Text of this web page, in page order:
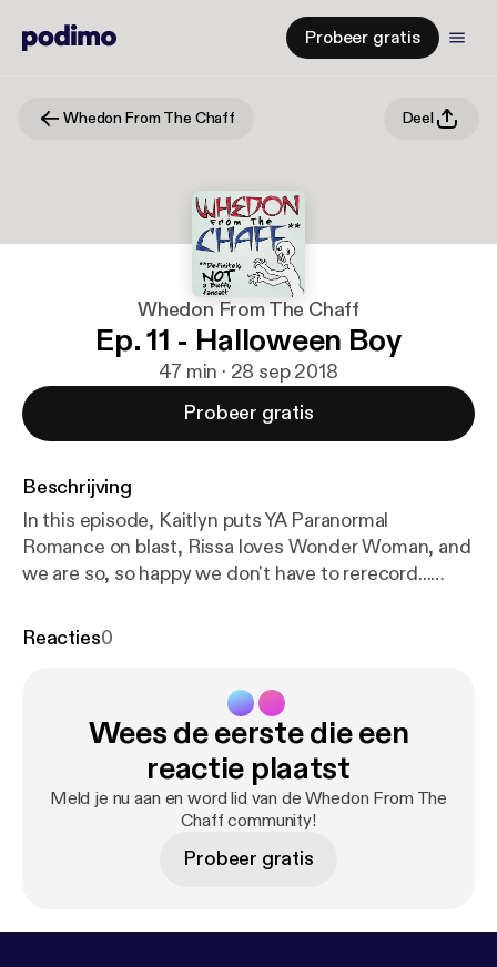
Probeer gratis
Whedon From The Chaff Deel
Whedon From The Chaff
Ep. 11 - Halloween Boy
47 min · 28 sep 2018
Probeer gratis
Beschrijving
In this episode, Kaitlyn puts YA Paranormal
Romance on blast, Rissa loves Wonder Woman, and
we are so, so happy we don't have to rerecord...
Reacties0
Wees de eerste die een
reactie plaatst
Meld je nu aan en word lid van de Whedon From The
Chaff community!
Probeer gratis